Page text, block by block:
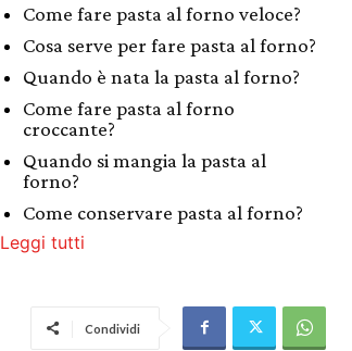
Come fare pasta al forno veloce?
Cosa serve per fare pasta al forno?
Quando è nata la pasta al forno?
Come fare pasta al forno
croccante?
Quando si mangia la pasta al
forno?
Come conservare pasta al forno?
Leggi tutti
Condividi